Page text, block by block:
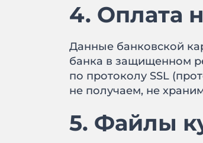
4. Оплата
Данные банковской
банка в защищенном
по протоколу SSL
не получаем, не
5. Файлы